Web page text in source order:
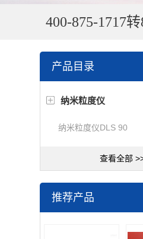
400-875-1717转
产品目录
纳米粒度仪
纳米粒度仪DLS 90
查看全部
推荐产品